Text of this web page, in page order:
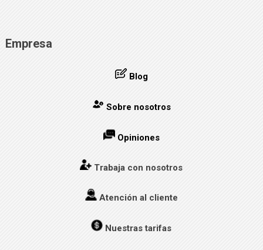
Empresa
Blog
Sobre nosotros
Opiniones
Trabaja con nosotros
Atención al cliente
Nuestras tarifas